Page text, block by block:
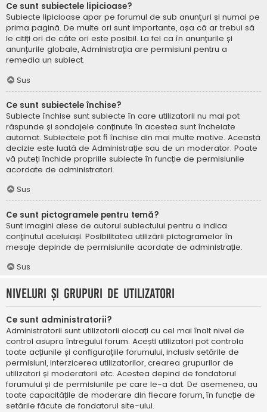
Ce sunt subiectele lipicioase?
Subiecte lipicioase apar pe forumul de sub anunţuri și numai pe
prima pagină. De multe ori sunt importante, așa că ar trebui să
le citiți ori de câte ori este posibil. La fel ca în anunțurile și
anunțurile globale, Administrația are permisiuni pentru a
remedia un subiect.
Sus
Ce sunt subiectele închise?
Subiecte închise sunt subiecte în care utilizatorii nu mai pot
răspunde și sondajele conținute în acestea sunt încheiate
automat. Subiectele pot fi închise din mai multe motive. Această
decizie este luată de Administrație sau de un moderator. Poate
vă puteți închide propriile subiecte în funcție de permisiunile
acordate de administratori.
Sus
Ce sunt pictogramele pentru temă?
Sunt imagini alese de autorul subiectului pentru a indica
conținutul aceluiași. Posibilitatea utilizării pictogramelor în
mesaje depinde de permisiunile acordate de administrație.
Sus
Niveluri și grupuri de utilizatori
Ce sunt administratorii?
Administratorii sunt utilizatorii alocați cu cel mai înalt nivel de
control asupra întregului forum. Acești utilizatori pot controla
toate acțiunile și configurațiile forumului, inclusiv setările de
permisiuni, interzicerea utilizatorilor, crearea grupurilor de
utilizatori și moderatorii etc. Acestea depind de fondatorul
forumului și de permisiunile pe care le-a dat. De asemenea, au
toate capacitățile de moderare din fiecare forum, în funcție de
setările făcute de fondatorul site-ului.